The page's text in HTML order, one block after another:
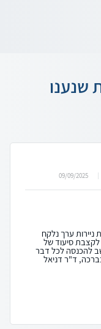
שנענו
09/09/2025
ניירות ערך נלקח
סיעוד של
להכנסה לכל דבר
ד"ר דניאל